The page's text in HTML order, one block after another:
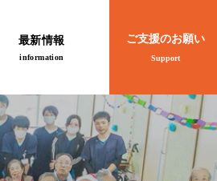
最新情報
information
ご支援のお願い
Support